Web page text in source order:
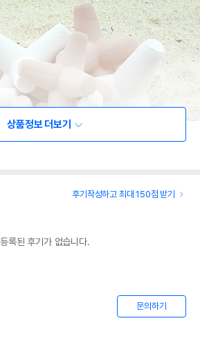
상품정보 더보기
후기작성하고 최대 150점 받기
등록된 후기가 없습니다.
문의하기